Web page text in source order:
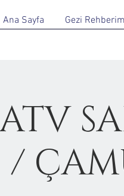
Ana Sayfa Gezi Rehberim
/